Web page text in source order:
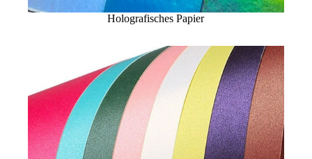
Holografisches Papier